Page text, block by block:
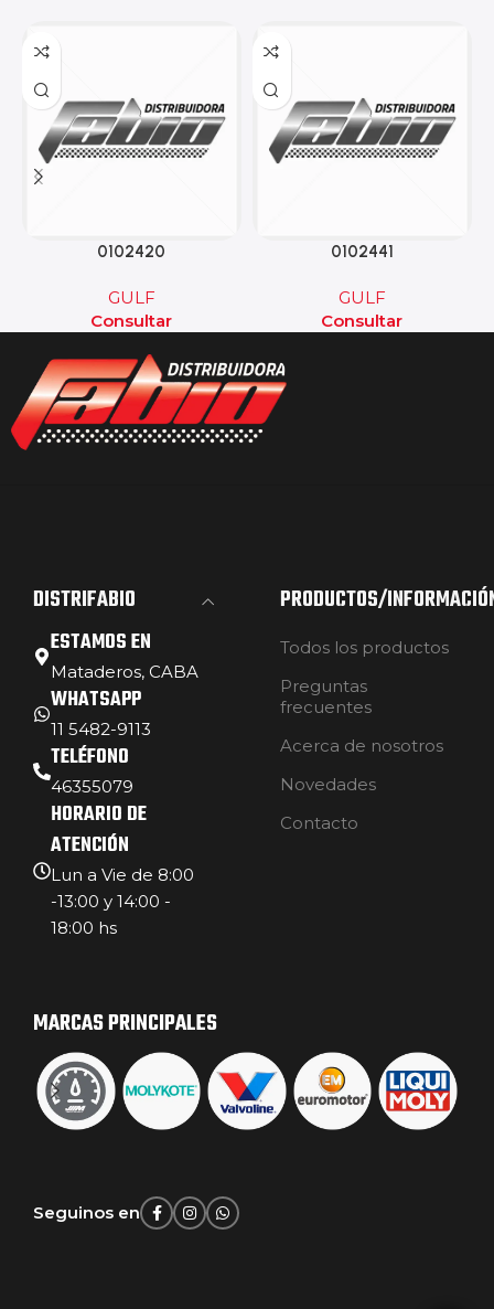
0102420
GULF
Consultar
0102441
GULF
Consultar
DISTRIFABIO
ESTAMOS EN
Mataderos, CABA
WHATSAPP
11 5482-9113
TELÉFONO
46355079
HORARIO DE
ATENCIÓN
Lun a Vie de 8:00
-13:00 y 14:00 -
18:00 hs
PRODUCTOS/
Todos los productos
Preguntas
frecuentes
Acerca de nosotros
Novedades
Contacto
MARCAS PRINCIPALES
Seguinos en